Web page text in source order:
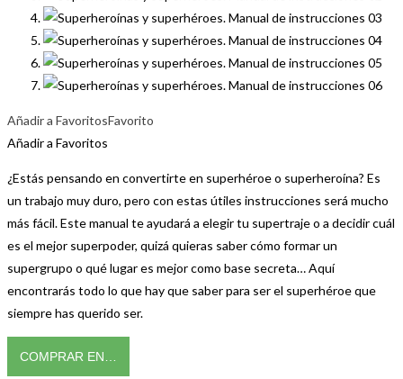
Añadir a FavoritosFavorito
Añadir a Favoritos
¿Estás pensando en convertirte en superhéroe o superheroína? Es
un trabajo muy duro, pero con estas útiles instrucciones será mucho
más fácil. Este manual te ayudará a elegir tu supertraje o a decidir cuál
es el mejor superpoder, quizá quieras saber cómo formar un
supergrupo o qué lugar es mejor como base secreta… Aquí
encontrarás todo lo que hay que saber para ser el superhéroe que
siempre has querido ser.
COMPRAR EN…